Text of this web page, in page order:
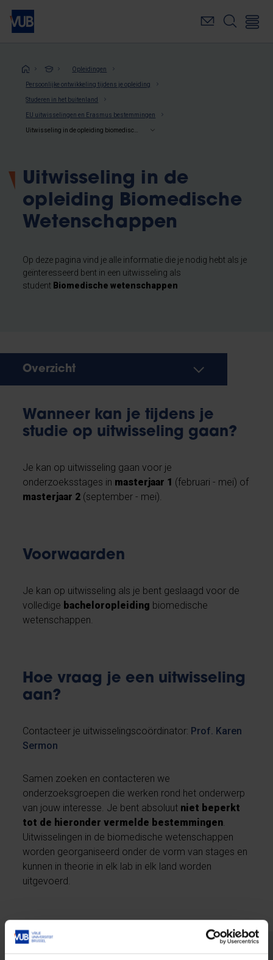
Overslaan
naar
inhoudKruimelpad
Opleidingen
Persoonlijke ontwikkeling tijdens je opleiding
Studeren in het buitenland
EU uitwisselingen en Erasmus bestemmingen
Uitwisseling in de
opleiding Biomedische
Wetenschappen
Op deze pagina vind je alle informatie die je nodig hebt als je
geïnteresseerd bent in een uitwisseling als
student Biomedische wetenschappen
Overzicht
Wanneer kan je tijdens je
studie op uitwisseling gaan?
Je kan op uitwisseling gaan voor je
onderzoeksstages in masterjaar 1 (februari - mei) of
masterjaar 2 (september - mei).
Voorwaarden
Je kan op uitwisseling als je bent geslaagd voor de
volledige bacheloropleiding biomedische
wetenschappen.
Hoe vraag je een uitwisseling
aan?
Contacteer je uitwisselingscoördinator: Prof. Karen
Sermon
Samen zoeken en contacteren we
onderzoeksgroepen die werken rond het onderwerp
van jouw interesse. Je bent absoluut niet beperkt
tot de hieronder vermelde bestemmingen.
Uitwisselingen in de biomedische wetenschappen
worden georganiseerd onder de vorm van stages en
kunnen in theorie in elk lab in elk land worden
uitgevoerd.